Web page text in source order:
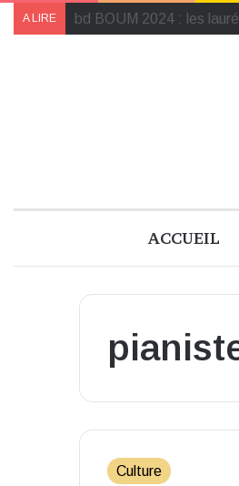
A LIRE Le programme de «
ACCUEIL
Culture